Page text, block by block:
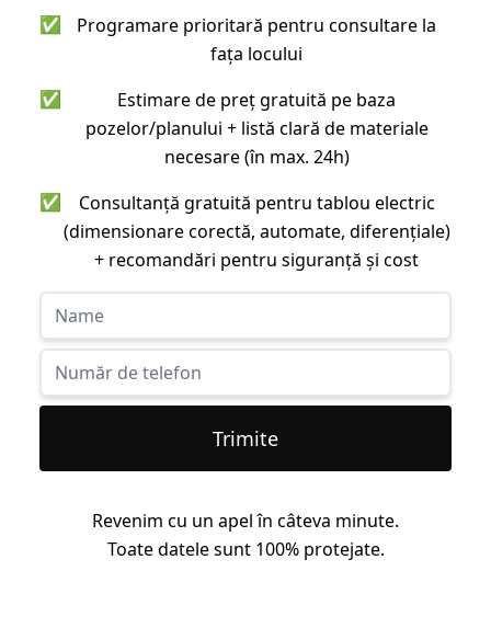
✅
Programare prioritară pentru consultare la
fața locului
✅
Estimare de preț gratuită pe baza
pozelor/planului + listă clară de materiale
necesare (în max. 24h)
✅
Consultanță gratuită pentru tablou electric
(dimensionare corectă, automate, diferențiale)
+ recomandări pentru siguranță și cost
Trimite
Revenim cu un apel în câteva minute.
Toate datele sunt 100% protejate.